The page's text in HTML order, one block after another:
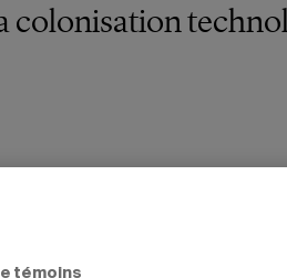
colonisation
témoins